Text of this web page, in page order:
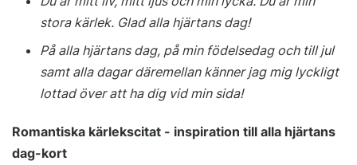
stora kärlek. Glad alla hjärtans dag!
På alla hjärtans dag, på min födelsedag och till jul
samt alla dagar däremellan känner jag mig lyckligt
lottad över att ha dig vid min sida!
Romantiska kärlekscitat - inspiration till alla hjärtans
dag-kort